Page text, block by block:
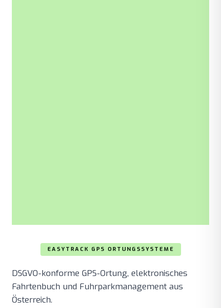
EASYTRACK GPS ORTUNGSSYSTEME
DSGVO-konforme GPS-Ortung, elektronisches
Fahrtenbuch und Fuhrparkmanagement aus
Österreich.